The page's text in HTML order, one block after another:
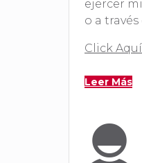
ejercer
o a
Click
Leer Más